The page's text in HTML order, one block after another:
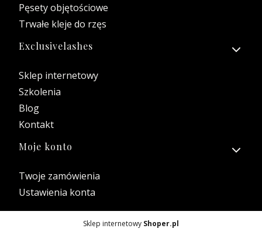
Pęsety objętościowe
Trwałe kleje do rzęs
Exclusivelashes
Sklep internetowy
Szkolenia
Blog
Kontakt
Moje konto
Twoje zamówienia
Ustawienia konta
Sklep internetowy Shoper.pl